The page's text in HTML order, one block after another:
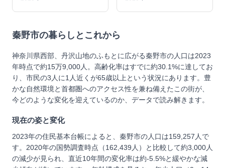
秦野市の暮らしとこれから
神奈川県西部、丹沢山地のふもとに広がる秦野市の人口は2023
年時点で約15万9,000人。高齢化率はすでに約30.1%に達してお
り、市民の3人に1人近くが65歳以上という状況にあります。豊
かな自然環境と首都圏へのアクセス性を兼ね備えたこの街が、
今どのような変化を迎えているのか、データで読み解きます。
現在の姿と変化
2023年の住民基本台帳によると、秦野市の人口は159,257人で
す。2020年の国勢調査時点（162,439人）と比較して約3,000人
の減少が見られ、直近10年間の変化率は約-5.5%と緩やかな減